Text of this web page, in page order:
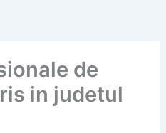
de
in judetul